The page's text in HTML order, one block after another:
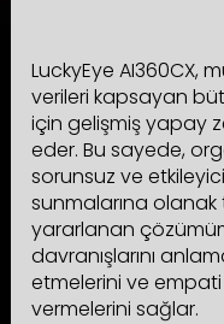
LuckyEye AI360CX,
verileri kapsayan
için gelişmiş yapay
eder. Bu sayede,
sorunsuz ve
sunmalarına olanak
yararlanan
davranışlarını
etmelerini ve
vermelerini sağlar.